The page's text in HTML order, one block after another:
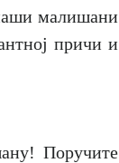
малишани
причи и
Поручите